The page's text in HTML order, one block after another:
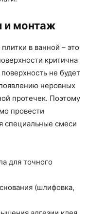
и монтаж
в ванной – это
критична
не будет
неровных
протечек. Поэтому
провести
специальные смеси
для точного
(шлифовка,